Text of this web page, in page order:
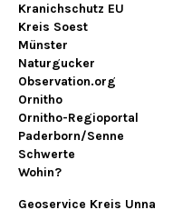
Kranichschutz EU
Kreis Soest
Münster
Naturgucker
Observation.org
Ornitho
Ornitho-Regioportal
Paderborn/Senne
Schwerte
Wohin?
Geoservice Kreis Unna